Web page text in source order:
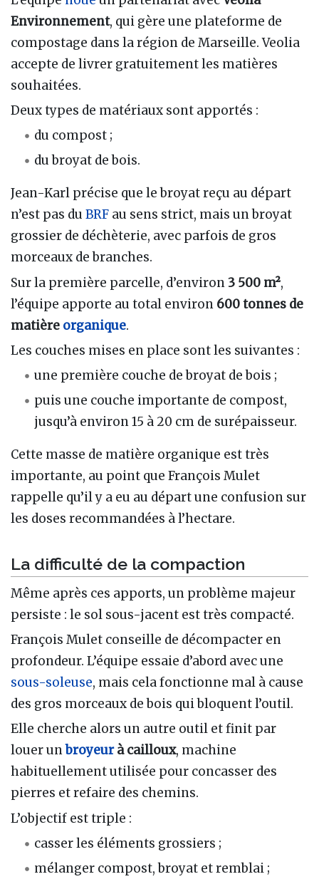
Environnement, qui gère une plateforme de
compostage dans la région de Marseille. Veolia
accepte de livrer gratuitement les matières
souhaitées.
Deux types de matériaux sont apportés :
du compost ;
du broyat de bois.
Jean-Karl précise que le broyat reçu au départ
n’est pas du BRF au sens strict, mais un broyat
grossier de déchèterie, avec parfois de gros
morceaux de branches.
Sur la première parcelle, d’environ3 500 m²,
l’équipe apporte au total environ 600 tonnes de
matière organique.
Les couches mises en place sont les suivantes :
une première couche de broyat de bois ;
puis une couche importante de compost,
jusqu’à environ 15 à 20 cm de surépaisseur.
Cette masse de matière organique est très
importante, au point que François Mulet
rappelle qu’il y a eu au départ une confusion sur
les doses recommandées à l’hectare.
La difficulté de la compaction
Même après ces apports, un problème majeur
persiste : le sol sous-jacent est très compacté.
François Mulet conseille de décompacter en
profondeur. L’équipe essaie d’abord avec une
sous-soleuse, mais cela fonctionne mal à cause
des gros morceaux de bois qui bloquent l’outil.
Elle cherche alors un autre outil et finit par
louer unbroyeurà cailloux, machine
habituellement utilisée pour concasser des
pierres et refaire des chemins.
L’objectif est triple :
casser les éléments grossiers ;
mélanger compost, broyat et remblai ;